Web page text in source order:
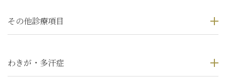
その他診療項目
わきが・多汗症